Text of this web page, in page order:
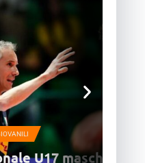
U17 maschile,